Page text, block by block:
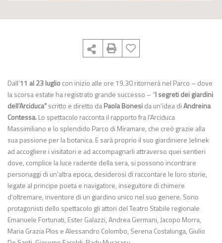
Dall’11 al 23 lugliocon inizio alle ore 19.30 ritornerà nel Parco – dove
la scorsa estate ha registrato grande successo – “I segreti dei giardini
dell’Arciduca”scritto e diretto daPaola Bonesida un’idea diAndreina
Contessa.Lo spettacolo racconta il rapporto fra l’Arciduca
Massimiliano e lo splendido Parco di Miramare, che creò grazie alla
sua passione per la botanica. E sarà proprio il suo giardiniere Jelinek
ad accogliere i visitatori e ad accompagnarli attraverso quei sentieri
dove, complice la luce radente della sera, si possono incontrare
personaggi di un’altra epoca, desiderosi di raccontare le loro storie,
legate al principe poeta e navigatore, inseguitore di chimere
d’oltremare, inventore di un giardino unico nel suo genere. Sono
protagonisti dello spettacolo gli attori del Teatro Stabile regionale
Emanuele Fortunati, Ester Galazzi, Andrea Germani, Jacopo Morra,
Maria Grazia Plos e Alessandro Colombo, Serena Costalunga, Giulio